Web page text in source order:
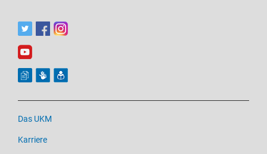
Das UKM
Karriere